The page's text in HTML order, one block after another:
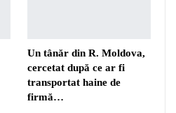
Un tânăr din R. Moldova,
cercetat după ce ar fi
transportat haine de
firmă…